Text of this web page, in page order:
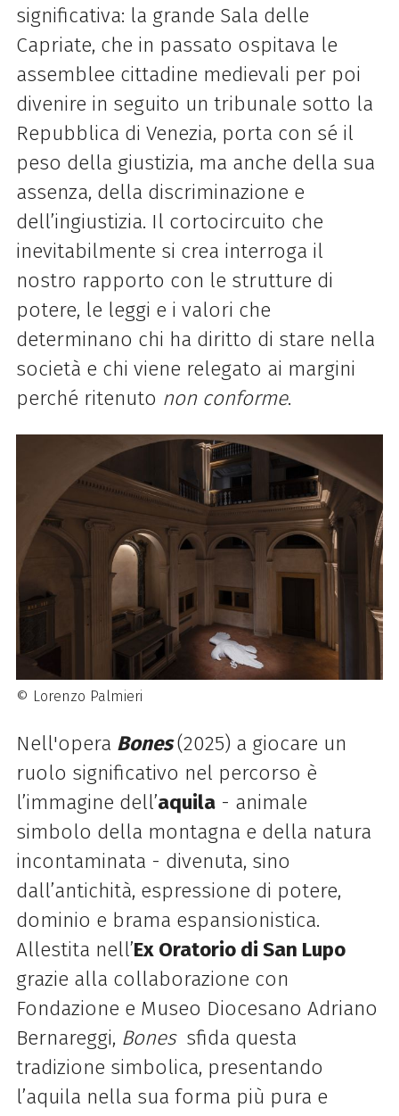
significativa: la grande Sala delle
Capriate, che in passato ospitava le
assemblee cittadine medievali per poi
divenire in seguito un tribunale sotto la
Repubblica di Venezia, porta con sé il
peso della giustizia, ma anche della sua
assenza, della discriminazione e
dell’ingiustizia. Il cortocircuito che
inevitabilmente si crea interroga il
nostro rapporto con le strutture di
potere, le leggi e i valori che
determinano chi ha diritto di stare nella
società e chi viene relegato ai margini
perché ritenuto non conforme.
© Lorenzo Palmieri
Nell'opera Bones(2025) a giocare un
ruolo significativo nel percorso è
l’immagine dell’aquila- animale
simbolo della montagna e della natura
incontaminata - divenuta, sino
dall’antichità, espressione di potere,
dominio e brama espansionistica.
Allestita nell’Ex Oratorio di San Lupo
grazie alla collaborazione con
Fondazione e Museo Diocesano Adriano
Bernareggi, Bones sfida questa
tradizione simbolica, presentando
l’aquila nella sua forma più pura e